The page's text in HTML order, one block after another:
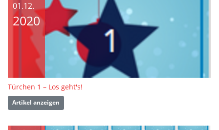
01.12.
2020
Türchen 1 – Los geht's!
Artikel anzeigen